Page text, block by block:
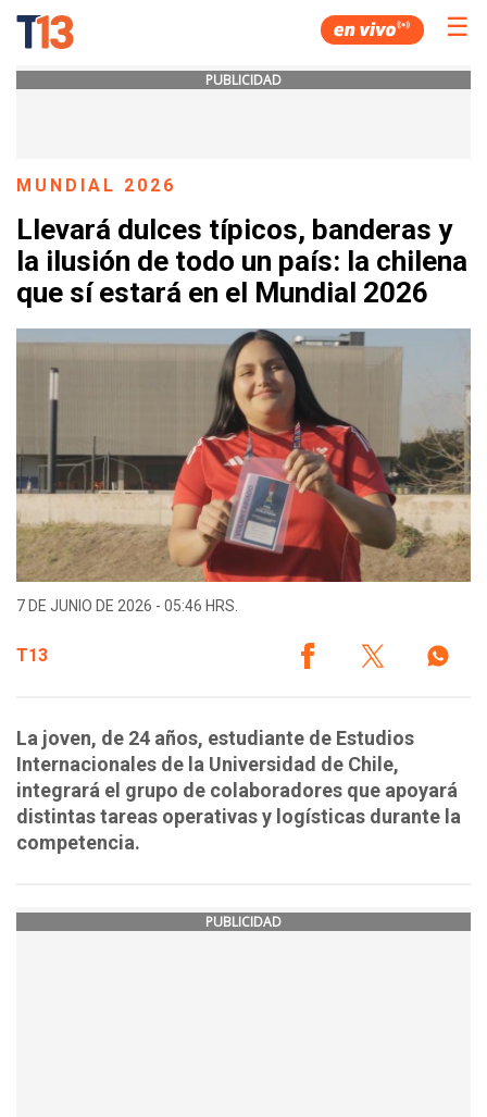
☰
PUBLICIDAD
MUNDIAL 2026
Llevará dulces típicos, banderas y
la ilusión de todo un país: la chilena
que sí estará en el Mundial 2026
7 DE JUNIO DE 2026 - 05:46 HRS.
T13
La joven, de 24 años, estudiante de Estudios
Internacionales de la Universidad de Chile,
integrará el grupo de colaboradores que apoyará
distintas tareas operativas y logísticas durante la
competencia.
PUBLICIDAD